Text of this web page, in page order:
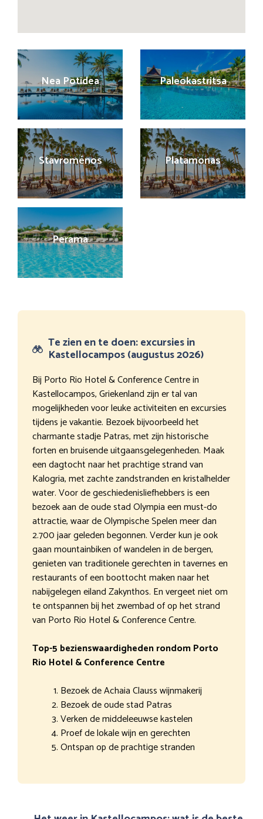
Nea Potidea Paleokastritsa
Stavroménos Platamonas
Perama
Te zien en te doen: excursies in
Kastellocampos (augustus 2026)
Bij Porto Rio Hotel & Conference Centre in
Kastellocampos, Griekenland zijn er tal van
mogelijkheden voor leuke activiteiten en excursies
tijdens je vakantie. Bezoek bijvoorbeeld het
charmante stadje Patras, met zijn historische
forten en bruisende uitgaansgelegenheden. Maak
een dagtocht naar het prachtige strand van
Kalogria, met zachte zandstranden en kristalhelder
water. Voor de geschiedenisliefhebbers is een
bezoek aan de oude stad Olympia een must-do
attractie, waar de Olympische Spelen meer dan
2.700 jaar geleden begonnen. Verder kun je ook
gaan mountainbiken of wandelen in de bergen,
genieten van traditionele gerechten in tavernes en
restaurants of een boottocht maken naar het
nabijgelegen eiland Zakynthos. En vergeet niet om
te ontspannen bij het zwembad of op het strand
van Porto Rio Hotel & Conference Centre.
Top-5 bezienswaardigheden rondom Porto
Rio Hotel & Conference Centre
Bezoek de Achaia Clauss wijnmakerij
Bezoek de oude stad Patras
Verken de middeleeuwse kastelen
Proef de lokale wijn en gerechten
Ontspan op de prachtige stranden